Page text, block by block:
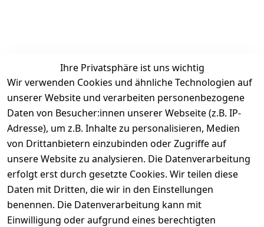
Ihre Privatsphäre ist uns wichtig
Wir verwenden Cookies und ähnliche Technologien auf
unserer Website und verarbeiten personenbezogene
Daten von Besucher:innen unserer Webseite (z.B. IP-
Adresse), um z.B. Inhalte zu personalisieren, Medien
von Drittanbietern einzubinden oder Zugriffe auf
unsere Website zu analysieren. Die Datenverarbeitung
erfolgt erst durch gesetzte Cookies. Wir teilen diese
Daten mit Dritten, die wir in den Einstellungen
benennen. Die Datenverarbeitung kann mit
Einwilligung oder aufgrund eines berechtigten
Rechtliches
AGB
Impressum
Datenschutze
rklärung
Widerrufsrec
ht
Services
Kontakt
Kundenservic
e
Zahlung &
Versand
Batteriegeset
z
Newsletter
Zahlung &
Versand
Kontakt
+49
Mail:
info@select
selected-lights
selected-